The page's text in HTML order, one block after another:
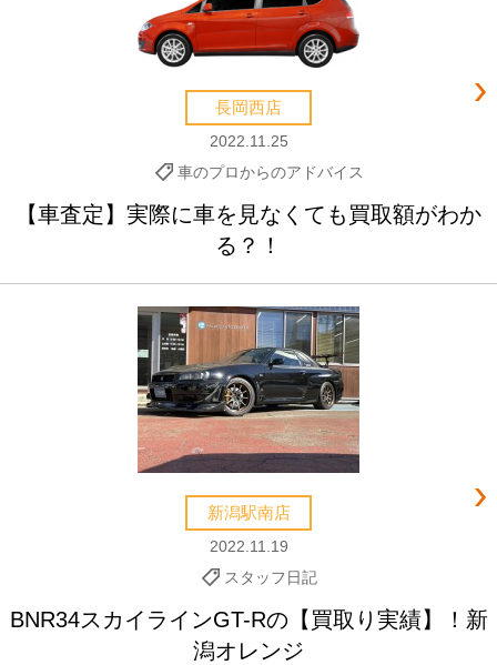
長岡西店
2022.11.25
車のプロからのアドバイス
【車査定】実際に車を見なくても買取額がわか
る？！
新潟駅南店
2022.11.19
スタッフ日記
BNR34スカイラインGT-Rの【買取り実績】！新
潟オレンジ